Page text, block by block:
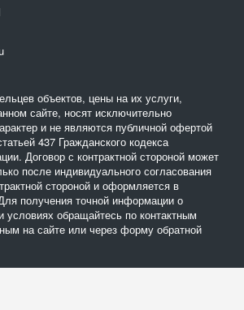
услуги должного качества, а
представленный на одной
при заказе сэкономить время и деньги.
объектов, цены на их услуги,
сайте, носят исключительно
и не являются публичной офертой
437 Гражданского кодекса
Договор с контрактной стороной может
после индивидуального согласования
стороной и оформляется в
получения точной информации о
условиях обращайтесь по контактным
на сайте или через форму обратной